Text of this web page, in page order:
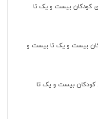
کودکان بیست و یک تا
بیست و یک تا بیست و
کودکان بیست و یک تا